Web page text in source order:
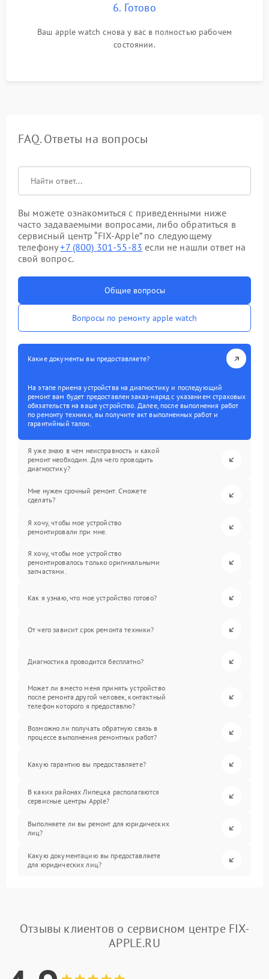
6. Готово
Ваш apple watch снова у вас в полностью рабочем
состоянии.
FAQ. Ответы на вопросы
Вы можете ознакомиться с приведенными ниже
часто задаваемыми вопросами, либо обратиться в
сервисный центр “FIX-Apple” по следующему
телефону+7 (800) 301-55-83 если не нашли ответ на
свой вопрос.
Общие вопросы
Вопросы по ремонту apple watch
Какие документы вы предоставляете?
На этапе приема устройства на диагностику и последующий
ремонт вам будет предоставлен заказ-наряд с указанием страховых
обязательств на ваше устройство. Далее, после выполнения работ
по ремонту техники, вы получите акт выполненных работ и
гарантийный талон.
Я уже знаю в чем неисправность и какой
ремонт необходим. Для чего проводить
диагностику?
Мне нужен срочный ремонт. Сможете
сделать?
Я хочу, чтобы мое устройство
ремонтировали при мне.
Я хочу, чтобы мое устройство
ремонтировалось только оригинальными
запчастями.
Как я узнаю, что мое устройство готово?
От чего зависит срок ремонта техники?
Диагностика проводится бесплатно?
Может ли вместо меня принять устройство
после ремонта другой человек, контактный
телефон которого я предоставлю?
Возможно ли получать обратную связь в
процессе выполнения ремонтных работ?
Какую гарантию вы предоставляете?
В каких районах Липецка располагаются
сервисные центры Apple?
Выполняете ли вы ремонт для юридических
лиц?
Какую документацию вы предоставляете
для юридических лиц?
Отзывы клиентов о сервисном центре FIX-
APPLE.RU